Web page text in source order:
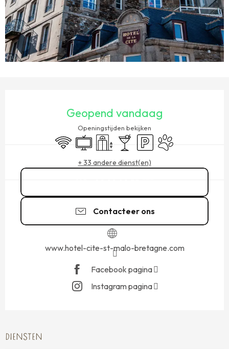
Geopend vandaag
Openingstijden bekijken
Wifi Televisie
Lift Bar / Versnaperingsbar
ParkeerplaatsDieren toegelaten
+ 33 andere dienst(en)
Contacteer ons
www.hotel-cite-st-malo-bretagne.com
Facebook pagina
Instagram pagina
DIENSTEN